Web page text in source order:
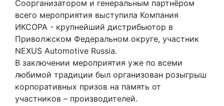
Соорганизатором и генеральным партнёром
всего мероприятия выступила Компания
ИКСОРА - крупнейший дистрибьютор в
Приволжском Федеральном округе, участник
NEXUS Automotive Russia.
В заключении мероприятия уже по всеми
любимой традиции был организован розыгрыш
корпоративных призов на память от
участников – производителей.